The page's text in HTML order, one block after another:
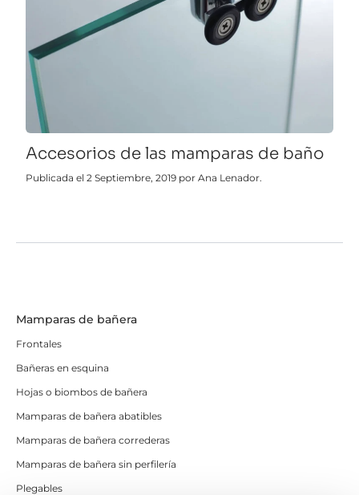
Accesorios de las mamparas de baño
Publicada el 2 Septiembre, 2019 por Ana Lenador.
Mamparas de bañera
Frontales
Bañeras en esquina
Hojas o biombos de bañera
Mamparas de bañera abatibles
Mamparas de bañera correderas
Mamparas de bañera sin perfilería
Plegables